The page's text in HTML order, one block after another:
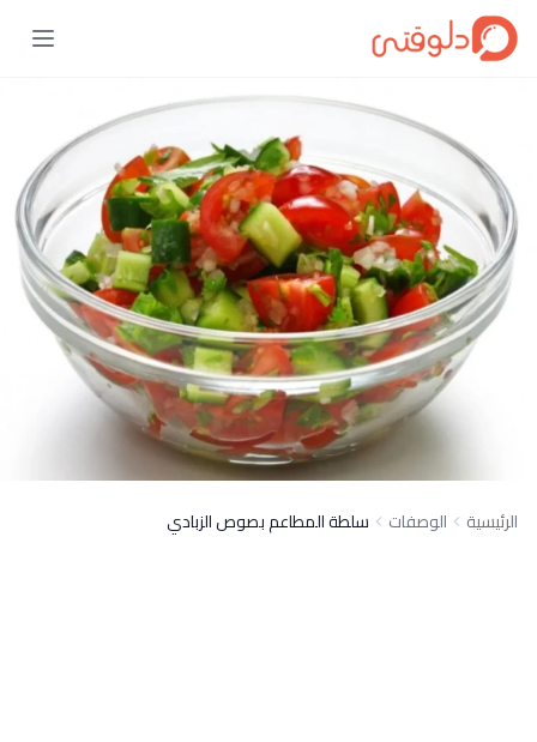
الرئيسية الوصفات سلطة المطاعم بصوص الزبادي